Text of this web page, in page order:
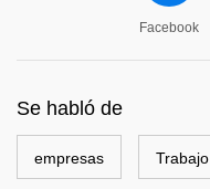
Facebook
Se habló de
empresas Trabajo